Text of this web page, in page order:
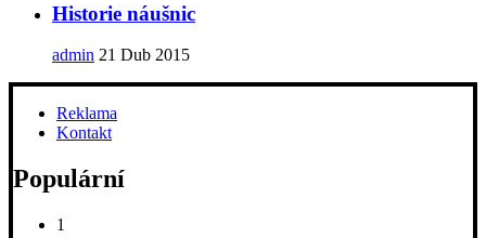
Historie náušnic
admin 21 Dub 2015
Reklama
Kontakt
Populární
1